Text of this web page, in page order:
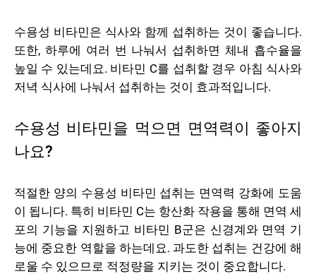
수용성 비타민은 식사와 함께 섭취하는 것이 좋습니다.
또한, 하루에 여러 번 나눠서 섭취하면 체내 흡수율을
높일 수 있는데요. 비타민 C를 섭취할 경우 아침 식사와
저녁 식사에 나눠서 섭취하는 것이 효과적입니다.
수용성 비타민을 먹으면 면역력이 좋아지
나요?
적절한 양의 수용성 비타민 섭취는 면역력 강화에 도움
이 됩니다. 특히 비타민 C는 항산화 작용을 통해 면역 세
포의 기능을 지원하고 비타민 B군은 신경계와 면역 기
능에 중요한 역할을 하는데요. 과도한 섭취는 건강에 해
로울 수 있으므로 적정량을 지키는 것이 중요합니다.